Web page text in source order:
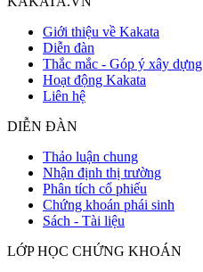
Giới thiệu về Kakata
Diễn đàn
Thắc mắc - Góp ý xây dựng
Hoạt động Kakata
Liên hệ
DIỄN ĐÀN
Thảo luận chung
Nhận định thị trường
Phân tích cổ phiếu
Chứng khoán phái sinh
Sách - Tài liệu
LỚP HỌC CHỨNG KHOÁN